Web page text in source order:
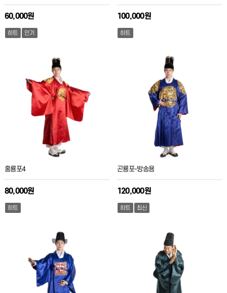
60,000원
히트 인기
100,000원
히트
홍룡포4
80,000원
히트
곤룡포-방송용
120,000원
히트 최신